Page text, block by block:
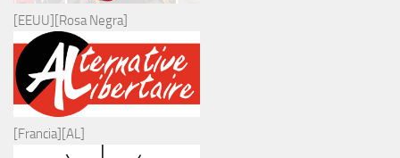
[EEUU][Rosa Negra]
[Francia][AL]